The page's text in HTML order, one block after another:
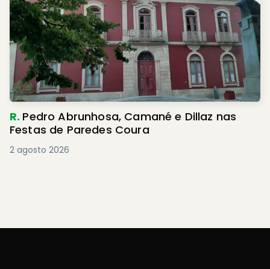
R. Pedro Abrunhosa, Camané e Dillaz nas
Festas de Paredes Coura
2 agosto 2026